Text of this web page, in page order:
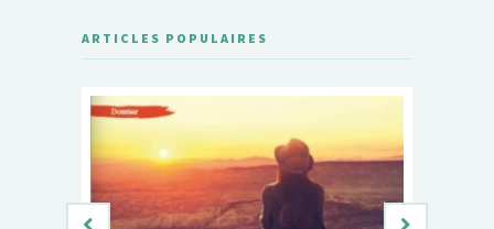
ARTICLES POPULAIRES